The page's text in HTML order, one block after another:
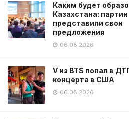
Каким будет
Казахстана: партии
представили свои
предложения
06.08.2026
V из BTS попал в
концерта в США
06.08.2026